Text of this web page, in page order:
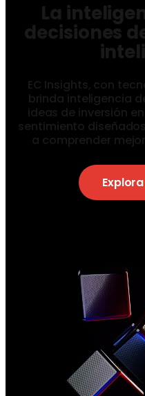
La
decisiones
EC Insights, con
brinda inteligencia
ideas de inversión
sentimiento
a comprender